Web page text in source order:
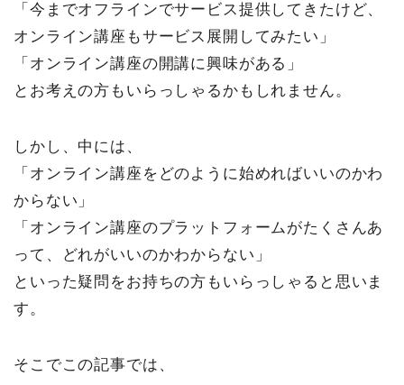
「今までオフラインでサービス提供してきたけど、
オンライン講座もサービス展開してみたい」
「オンライン講座の開講に興味がある」
とお考えの方もいらっしゃるかもしれません。
しかし、中には、
「オンライン講座をどのように始めればいいのかわ
からない」
「オンライン講座のプラットフォームがたくさんあ
って、どれがいいのかわからない」
といった疑問をお持ちの方もいらっしゃると思いま
す。
そこでこの記事では、